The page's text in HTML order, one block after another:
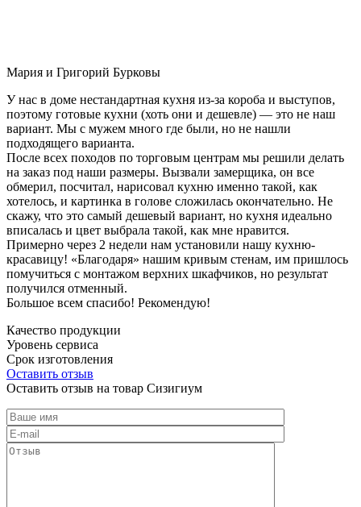
Мария и Григорий Бурковы
У нас в доме нестандартная кухня из-за короба и выступов,
поэтому готовые кухни (хоть они и дешевле) — это не наш
вариант. Мы с мужем много где были, но не нашли
подходящего варианта.
После всех походов по торговым центрам мы решили делать
на заказ под наши размеры. Вызвали замерщика, он все
обмерил, посчитал, нарисовал кухню именно такой, как
хотелось, и картинка в голове сложилась окончательно. Не
скажу, что это самый дешевый вариант, но кухня идеально
вписалась и цвет выбрала такой, как мне нравится.
Примерно через 2 недели нам установили нашу кухню-
красавицу! «Благодаря» нашим кривым стенам, им пришлось
помучиться с монтажом верхних шкафчиков, но результат
получился отменный.
Большое всем спасибо! Рекомендую!
Качество продукции
Уровень сервиса
Срок изготовления
Оставить отзыв
Оставить отзыв на товар Сизигиум